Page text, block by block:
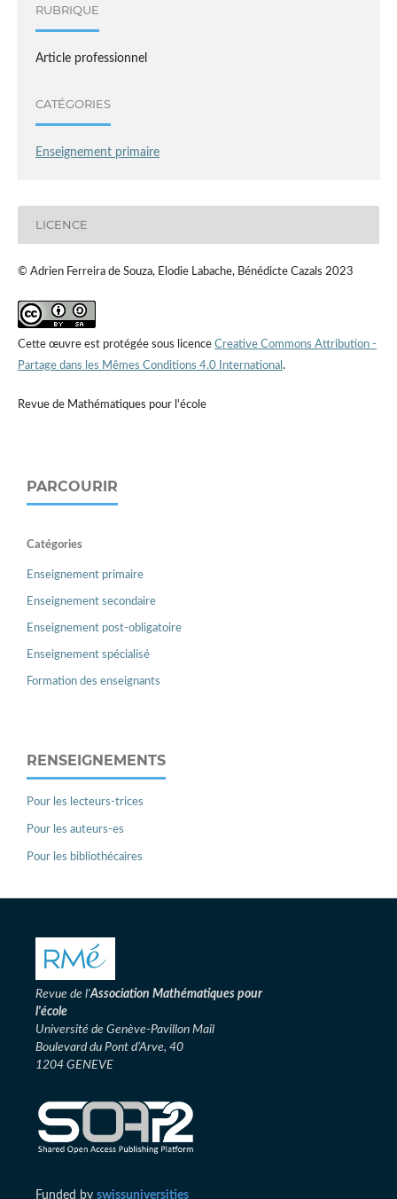
RUBRIQUE
Article professionnel
CATÉGORIES
Enseignement primaire
LICENCE
© Adrien Ferreira de Souza, Elodie Labache, Bénédicte Cazals 2023
Cette œuvre est protégée sous licence Creative Commons Attribution -
Partage dans les Mêmes Conditions 4.0 International .
Revue de Mathématiques pour l'école
PARCOURIR
Catégories
Enseignement primaire
Enseignement secondaire
Enseignement post-obligatoire
Enseignement spécialisé
Formation des enseignants
RENSEIGNEMENTS
Pour les lecteurs-trices
Pour les auteurs-es
Pour les bibliothécaires
Revue de l'Association Mathématiques pour
l'école
Université de Genève-Pavillon Mail
Boulevard du Pont d’Arve, 40
1204 GENEVE
Funded by swissuniversities